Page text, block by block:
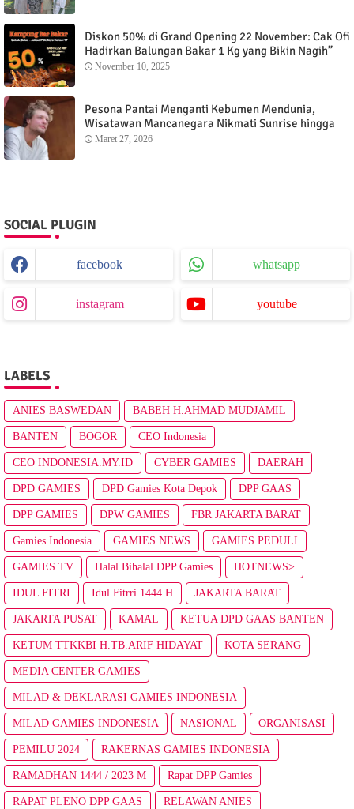
Diskon 50% di Grand Opening 22 November: Cak Ofi
Hadirkan Balungan Bakar 1 Kg yang Bikin Nagih”
November 10, 2025
Pesona Pantai Menganti Kebumen Mendunia,
Wisatawan Mancanegara Nikmati Sunrise hingga
Sunset dari Menganti Cottage
Maret 27, 2026
SOCIAL PLUGIN
facebook whatsapp
instagram youtube
LABELS
ANIES BASWEDAN BABEH H.AHMAD MUDJAMIL
BANTEN BOGOR CEO Indonesia
CEO INDONESIA.MY.ID CYBER GAMIES DAERAH
DPD GAMIES DPD Gamies Kota Depok DPP GAAS
DPP GAMIES DPW GAMIES FBR JAKARTA BARAT
Gamies Indonesia GAMIES NEWS GAMIES PEDULI
GAMIES TV Halal Bihalal DPP Gamies HOTNEWS>
IDUL FITRI Idul Fitrri 1444 H JAKARTA BARAT
JAKARTA PUSAT KAMAL KETUA DPD GAAS BANTEN
KETUM TTKKBI H.TB.ARIF HIDAYAT KOTA SERANG
MEDIA CENTER GAMIES
MILAD & DEKLARASI GAMIES INDONESIA
MILAD GAMIES INDONESIA NASIONAL ORGANISASI
PEMILU 2024 RAKERNAS GAMIES INDONESIA
RAMADHAN 1444 / 2023 M Rapat DPP Gamies
RAPAT PLENO DPP GAAS RELAWAN ANIES